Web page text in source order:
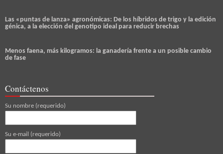
Las «puntas de lanza» agronómicas: De los híbridos de trigo y la edición
génica, a la elección del genotipo ideal para reducir brechas
Menos faena, más kilogramos: la ganadería frente a un posible cambio
de fase
Contáctenos
Su nombre (requerido)
Su e-mail (requerido)